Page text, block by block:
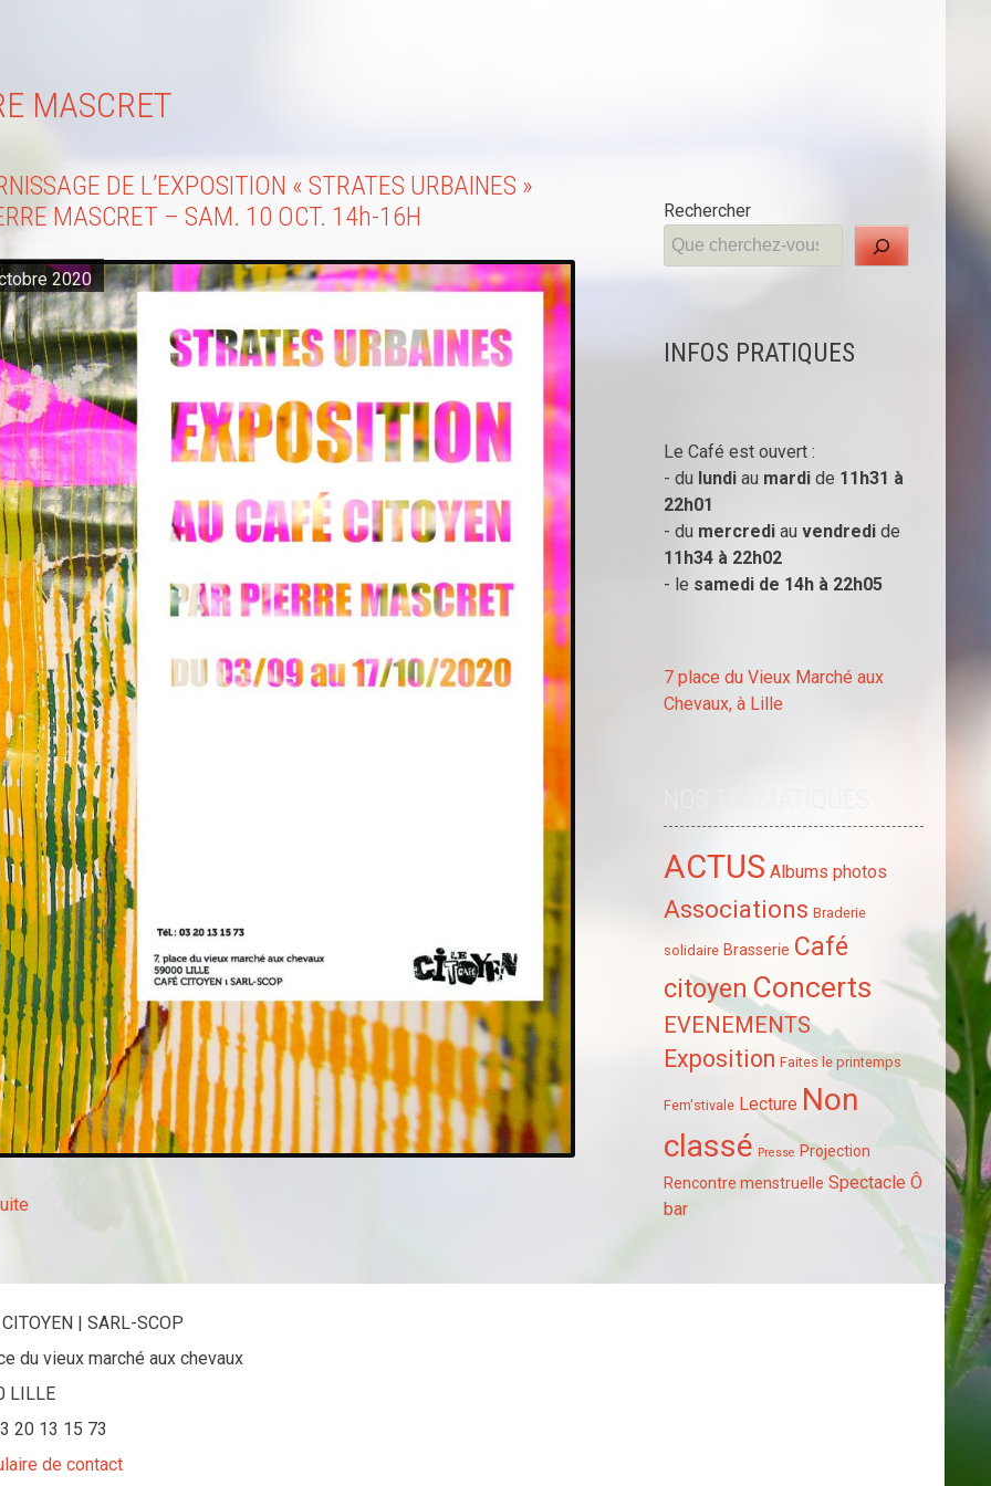
MASCRET
DE L’EXPOSITION « STRATES URBAINES »
MASCRET – SAM. 10 OCT. 14h-16H
2020
Rechercher
INFOS PRATIQUES
Le Café est ouvert :
- du lundiau mardide 11h31 à
22h01
- du mercrediau vendredi de
11h34 à 22h02
- le samedi de 14h à 22h05
7 place du Vieux Marché aux
Chevaux, à Lille
ACTUS Albums photos
Associations Braderie
solidaire Brasserie Café
citoyen Concerts
EVENEMENTS
Exposition Faites le printemps
Fem'stivale Lecture Non
classé Presse Projection
Rencontre menstruelle Spectacle Ô
bar
| SARL-SCOP
du vieux marché aux chevaux
LILLE
20 13 15 73
de contact